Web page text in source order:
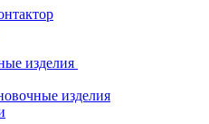
изделия
изделия